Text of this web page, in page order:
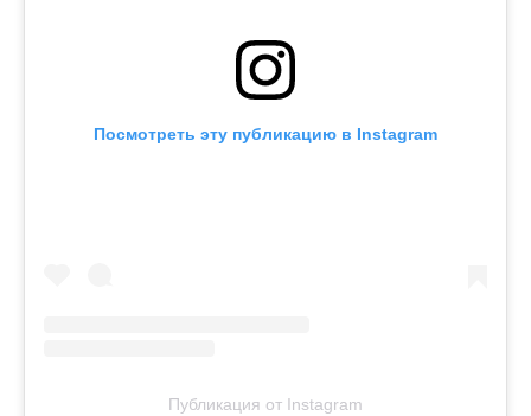
Посмотреть эту публикацию в Instagram
Публикация от Instagram